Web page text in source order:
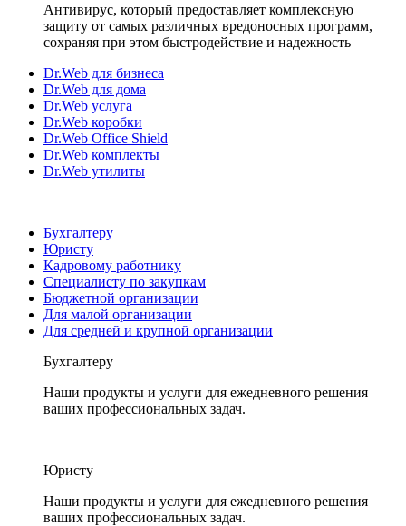
Антивирус, который предоставляет комплексную
защиту от самых различных вредоносных программ,
сохраняя при этом быстродействие и надежность
Dr.Web для бизнеса
Dr.Web для дома
Dr.Web услуга
Dr.Web коробки
Dr.Web Office Shield
Dr.Web комплекты
Dr.Web утилиты
Бухгалтеру
Юристу
Кадровому работнику
Специалисту по закупкам
Бюджетной организации
Для малой организации
Для средней и крупной организации
Бухгалтеру
Наши продукты и услуги для ежедневного решения
ваших профессиональных задач.
Юристу
Наши продукты и услуги для ежедневного решения
ваших профессиональных задач.